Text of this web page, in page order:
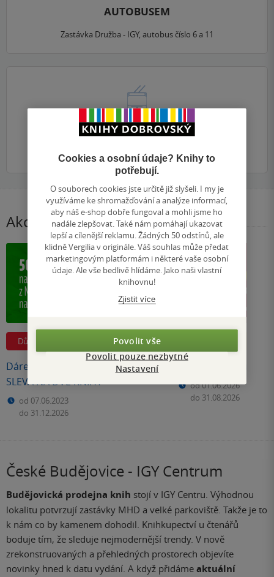
AUTOBUSEM
Zastávka Družba - IGY, autobus číslo 6 a 11
TROLEJBUSEM
Zastávka Družba - IGY, trolejbus číslo 2, 5, 9.
Akce a slevy
Důležitosti
Dárek pro členy Klubu | 50 %
SLEVA NA DVĚ KNIHY
od 07.06.2023
do 31.12.2026
od 01.06.2026
do 31.08.2026
České Budějovice - IGY Centrum
Budějovická prodejna knih stojí v IGY Centru. Výhodnou
lokalitu potvrzují zastávky MHD a velké parkoviště. Takže je to
k nám co by kamenem dohodil. Knihkupectví u čtenářů
boduje tím, že sleduje nejmodernější trendy. V nově
zrekonstruovaných a přehledných prostorech objevíte
novinky hned k datu vydání. A když přidáme aktuální
Cookies a osobní údaje? Knihy to
potřebují.
O souborech cookies jste určitě již slyšeli. I my je
využíváme ke shromažďování a analýze informací,
aby náš e-shop dobře fungoval a mohli jsme ho
nadále zlepšovat. Také nám pomáhají ukazovat
lepší a cílenější reklamu. Žádných 50 odstínů, ale
klidně Vergilia v originále. Váš souhlas může předat
marketingovým platformám i některé vaše osobní
údaje. Ale vše bedlivě hlídáme. Jako naši vlastní
knihovnu!
Zjistit více
Povolit vše
Povolit pouze nezbytné
Nastavení